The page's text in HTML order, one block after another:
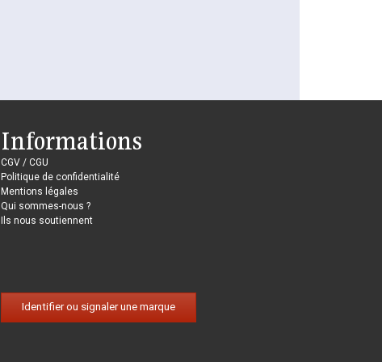
Informations
CGV / CGU
Politique de confidentialité
Mentions légales
Qui sommes-nous ?
Ils nous soutiennent
Identifier ou signaler une marque